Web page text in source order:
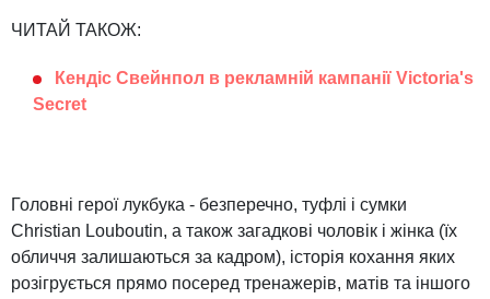
ЧИТАЙ ТАКОЖ:
Кендіс Свейнпол в рекламній кампанії Victoria's
Secret
Головні герої лукбука - безперечно, туфлі і сумки
Christian Louboutin, а також загадкові чоловік і жінка (їх
обличчя залишаються за кадром), історія кохання яких
розігрується прямо посеред тренажерів, матів та іншого